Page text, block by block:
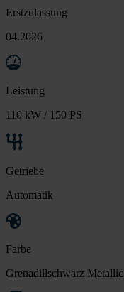
Erstzulassung
04.2026
Leistung
110 kW / 150 PS
Getriebe
Automatik
Farbe
Grenadillschwarz Metallic